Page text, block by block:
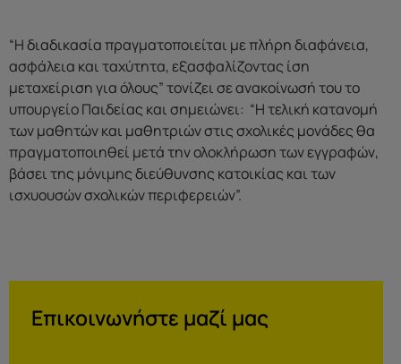
“Η διαδικασία πραγματοποιείται με πλήρη διαφάνεια,
ασφάλεια και ταχύτητα, εξασφαλίζοντας ίση
μεταχείριση για όλους” τονίζει σε ανακοίνωσή του το
υπουργείο Παιδείας και σημειώνει: “Η τελική κατανομή
των μαθητών και μαθητριών στις σχολικές μονάδες θα
πραγματοποιηθεί μετά την ολοκλήρωση των εγγραφών,
βάσει της μόνιμης διεύθυνσης κατοικίας και των
ισχυουσών σχολικών περιφερειών”.
Επικοινωνήστε μαζί μας